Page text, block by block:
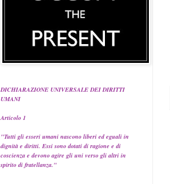
DICHIARAZIONE UNIVERSALE DEI DIRITTI
UMANI
Articolo 1
"Tutti gli esseri umani nascono liberi ed eguali in
dignità e diritti. Essi sono dotati di ragione e di
coscienza e devono agire gli uni verso gli altri in
spirito di fratellanza."